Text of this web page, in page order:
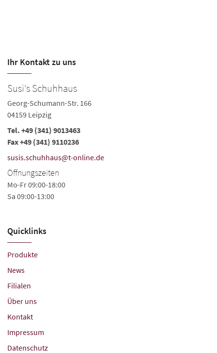
Ihr Kontakt zu uns
Susi's Schuhhaus
Georg-Schumann-Str. 166
04159 Leipzig
Tel. +49 (341) 9013463
Fax +49 (341) 9110236
susis.schuhhaus@t-online.de
Öffnungszeiten
Mo-Fr 09:00-18:00
Sa 09:00-13:00
Quicklinks
Produkte
News
Filialen
Über uns
Kontakt
Impressum
Datenschutz